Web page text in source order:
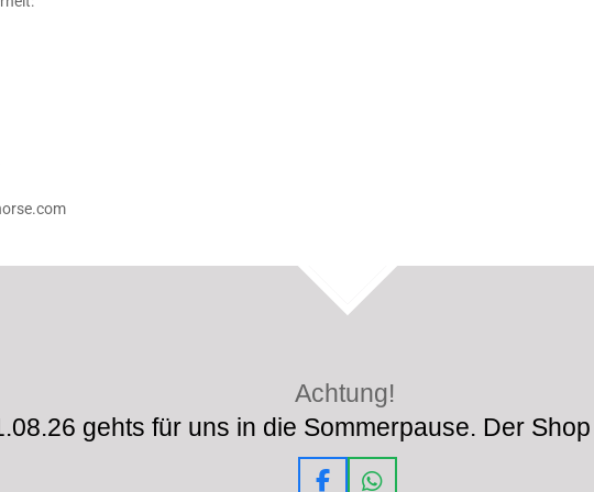
Achtung!
gehts für uns in die Sommerpause. Der